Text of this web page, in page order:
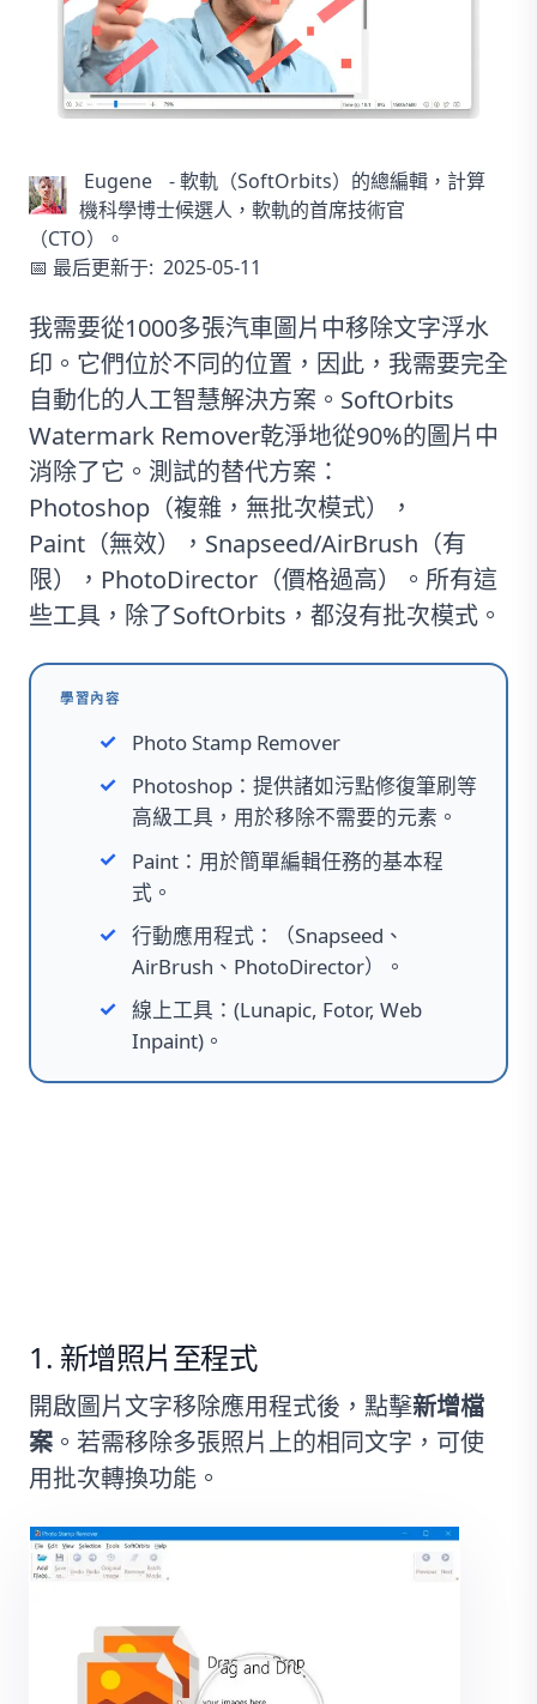
Eugene -軟軌（SoftOrbits）的總編輯，計算
機科學博士候選人，軟軌的首席技術官
（CTO）。
📅 最后更新于: 2025-05-11
我需要從1000多張汽車圖片中移除文字浮水
印。它們位於不同的位置，因此，我需要完全
自動化的人工智慧解決方案。 SoftOrbits
Watermark Remover乾淨地從90%的圖片中
消除了它。測試的替代方案：
Photoshop（複雜，無批次模式），
Paint（無效），Snapseed/AirBrush（有
限），PhotoDirector（價格過高）。所有這
些工具，除了SoftOrbits，都沒有批次模式。
學習內容
Photo Stamp Remover
Photoshop：提供諸如污點修復筆刷等
高級工具，用於移除不需要的元素。
Paint：用於簡單編輯任務的基本程
式。
行動應用程式：（Snapseed、
AirBrush、PhotoDirector）。
線上工具：(Lunapic, Fotor, Web
Inpaint)。
新增照片至程式
開啟圖片文字移除應用程式後，點擊新增檔
案 。若需移除多張照片上的相同文字，可使
用批次轉換功能。